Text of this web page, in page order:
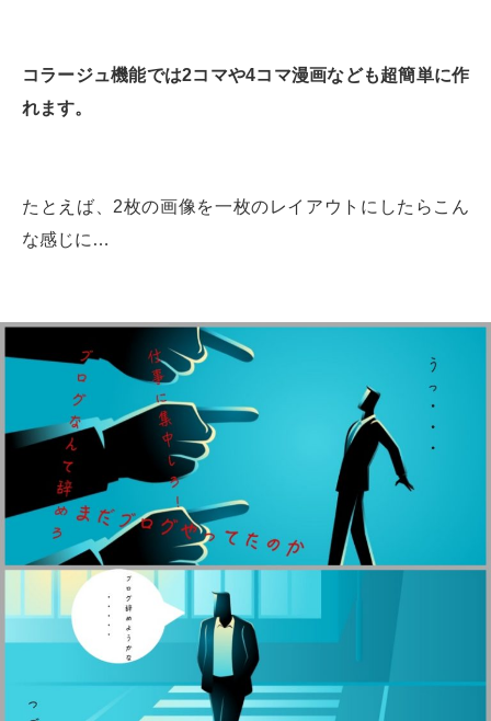
コラージュ機能では2コマや4コマ漫画なども超簡単に作
れます。
たとえば、2枚の画像を一枚のレイアウトにしたらこん
な感じに…